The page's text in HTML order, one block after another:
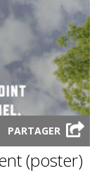
PARTAGER
(poster)